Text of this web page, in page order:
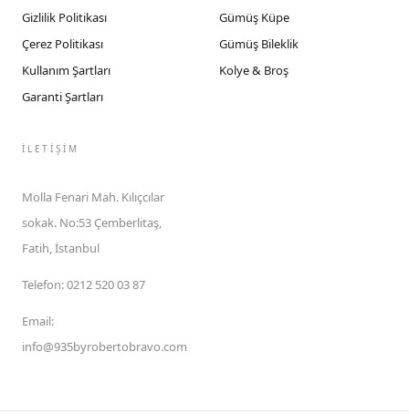
Gizlilik Politikası
Çerez Politikası
Kullanım Şartları
Garanti Şartları
Gümüş Küpe
Gümüş Bileklik
Kolye & Broş
İLETIŞIM
Molla Fenari Mah. Kılıçcılar
sokak. No:53 Çemberlitaş,
Fatih, İstanbul
Telefon:0212 520 03 87
Email:
info@935byrobertobravo.com